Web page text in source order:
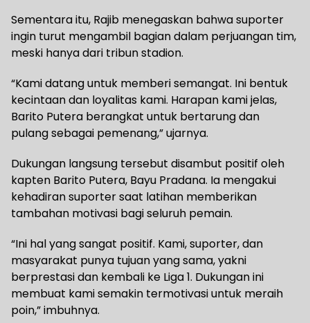
Sementara itu, Rajib menegaskan bahwa suporter
ingin turut mengambil bagian dalam perjuangan tim,
meski hanya dari tribun stadion.
“Kami datang untuk memberi semangat. Ini bentuk
kecintaan dan loyalitas kami. Harapan kami jelas,
Barito Putera berangkat untuk bertarung dan
pulang sebagai pemenang,” ujarnya.
Dukungan langsung tersebut disambut positif oleh
kapten Barito Putera, Bayu Pradana. Ia mengakui
kehadiran suporter saat latihan memberikan
tambahan motivasi bagi seluruh pemain.
“Ini hal yang sangat positif. Kami, suporter, dan
masyarakat punya tujuan yang sama, yakni
berprestasi dan kembali ke Liga 1. Dukungan ini
membuat kami semakin termotivasi untuk meraih
poin,” imbuhnya.